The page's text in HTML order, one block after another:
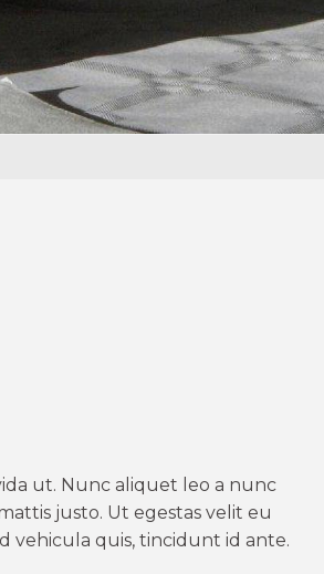
aux favoris
ut. Nunc aliquet leo a nunc
justo. Ut egestas velit eu
vehicula quis, tincidunt id ante.